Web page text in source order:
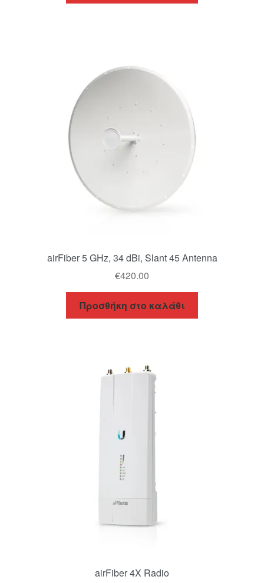
airFiber 5 GHz, 34 dBi, Slant 45 Antenna
€420.00
Προσθήκη στο καλάθι
airFiber 4X Radio